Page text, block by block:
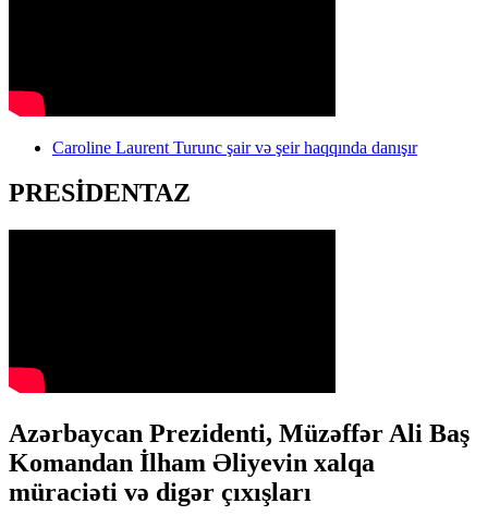
Caroline Laurent Turunc şair və şeir haqqında danışır
PRESİDENTAZ
Azərbaycan Prezidenti, Müzəffər Ali Baş
Komandan İlham Əliyevin xalqa
müraciəti və digər çıxışları